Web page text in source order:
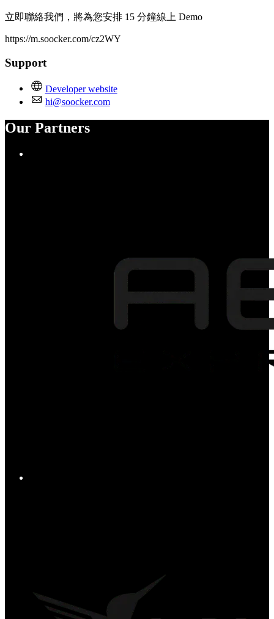
立即聯絡我們，將為您安排 15 分鐘線上 Demo
https://m.soocker.com/cz2WY
Support
Developer website
hi@soocker.com
Our Partners